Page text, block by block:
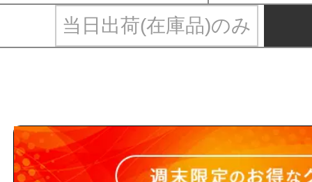
当日出荷(在庫品)のみ